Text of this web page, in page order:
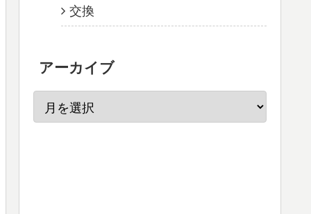
交換
アーカイブ